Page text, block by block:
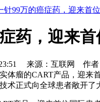
针99万的癌症药，迎来首
药，迎来
来源：互联网 作
体瘤的CART产品，迎来
术正式向全球患者敞开了